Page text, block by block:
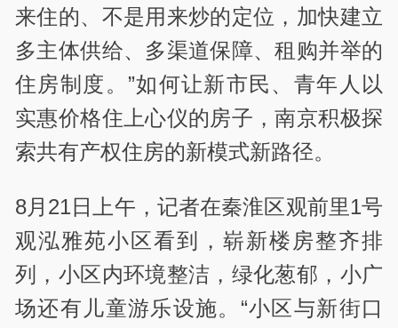
来住的、不是用来炒的定位，加快建立
多主体供给、多渠道保障、租购并举的
住房制度。”如何让新市民、青年人以
实惠价格住上心仪的房子，南京积极探
索共有产权住房的新模式新路径。
8月21日上午，记者在秦淮区观前里1号
观泓雅苑小区看到，崭新楼房整齐排
列，小区内环境整洁，绿化葱郁，小广
场还有儿童游乐设施。“小区与新街口